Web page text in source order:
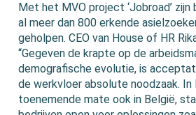
Met het MVO project ‘Jobroad’ zijn
al meer dan 800 erkende
geholpen. CEO van House of HR
“Gegeven de krapte op de
demografische evolutie, is
de werkvloer absolute noodzaak. In
toenemende mate ook in België,